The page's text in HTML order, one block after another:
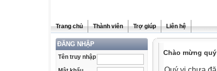
Trang chủ Thành viên Trợ giúp Liên hệ
ĐĂNG NHẬP
Tên truy nhập
Chào mừng